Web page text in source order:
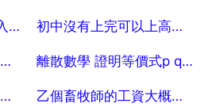
2025-07-29
求教，高數從0基礎到入門至精通 初中沒有上完可以上高中嗎
2025-07-29
月餅包裝用的鐵盒可以用來烘烤食物嗎？ 5 離散數學 證明等價式p q r r p q
2025-07-29
娜姑鎮最遠的地方離會澤多遠 乙個畜牧師的工資大概是多少？